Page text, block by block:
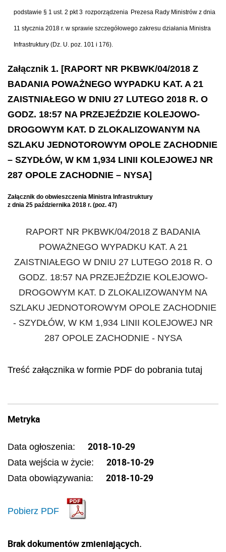
podstawie § 1 ust. 2 pkt 3 rozporządzenia Prezesa Rady Ministrów z dnia
11 stycznia 2018 r. w sprawie szczegółowego zakresu działania Ministra
Infrastruktury (Dz. U. poz. 101 i 176).
Załącznik 1. [RAPORT NR PKBWK/04/2018 Z
BADANIA POWAŻNEGO WYPADKU KAT. A 21
ZAISTNIAŁEGO W DNIU 27 LUTEGO 2018 R. O
GODZ. 18:57 NA PRZEJEŹDZIE KOLEJOWO-
DROGOWYM KAT. D ZLOKALIZOWANYM NA
SZLAKU JEDNOTOROWYM OPOLE ZACHODNIE
– SZYDŁÓW, W KM 1,934 LINII KOLEJOWEJ NR
287 OPOLE ZACHODNIE – NYSA]
Załącznik do obwieszczenia Ministra Infrastruktury
z dnia 25 października 2018 r. (poz. 47)
RAPORT NR PKBWK/04/2018 Z BADANIA
POWAŻNEGO WYPADKU KAT. A 21
ZAISTNIAŁEGO W DNIU 27 LUTEGO 2018 R. O
GODZ. 18:57 NA PRZEJEŹDZIE KOLEJOWO-
DROGOWYM KAT. D ZLOKALIZOWANYM NA
SZLAKU JEDNOTOROWYM OPOLE ZACHODNIE
- SZYDŁÓW, W KM 1,934 LINII KOLEJOWEJ NR
287 OPOLE ZACHODNIE - NYSA
Treść załącznika w formie PDF do pobrania tutaj
Metryka
Data ogłoszenia: 2018-10-29
Data wejścia w życie: 2018-10-29
Data obowiązywania: 2018-10-29
Pobierz PDF
Brak dokumentów zmieniających.